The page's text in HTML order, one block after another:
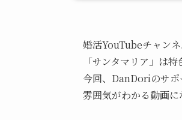
婚活YouTubeチャン
「サンタマリア」は
今回、DanDoriのサポ
雰囲気がわかる動画に